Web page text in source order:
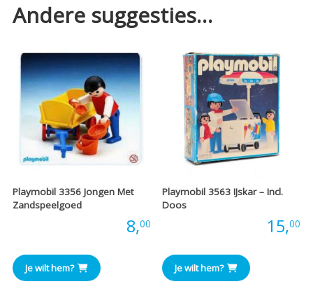
Andere suggesties…
Playmobil 3356 Jongen Met
Zandspeelgoed
8,00
Je wilt hem?
Playmobil 3563 IJskar – Incl.
Doos
15,00
Je wilt hem?